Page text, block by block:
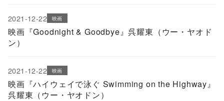
2021-12-22 映画
映画『Goodnight & Goodbye』呉耀東（ウー・ヤオド
ン）
2021-12-22 映画
映画『ハイウェイで泳ぐ Swimming on the Highway』
呉耀東（ウー・ヤオドン）